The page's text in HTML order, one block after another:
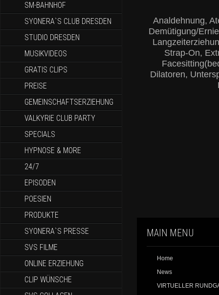
SM-BAHNHOF
SYONERA`S CLUB DRESDEN
STUDIO DRESDEN
MUSIKVIDEOS
GRATIS CLIPS
PREISE
GEMEINSCHAFTSERZIEHUNG
VALKYRIE CLUB PARTY
SPECIALS
HYPNOSE & MORE
24/7
EPISODEN
POESIEN
PRODUKTE
SYONERA`S PRESSE
SVS FILME
ONLINE ERZIEHUNG
CLIP WÜNSCHE
Analdehnung,
Demütigung/
Strap-On,
Dilatoren,
MAIN MENU
Home
News
VIRTUELLER